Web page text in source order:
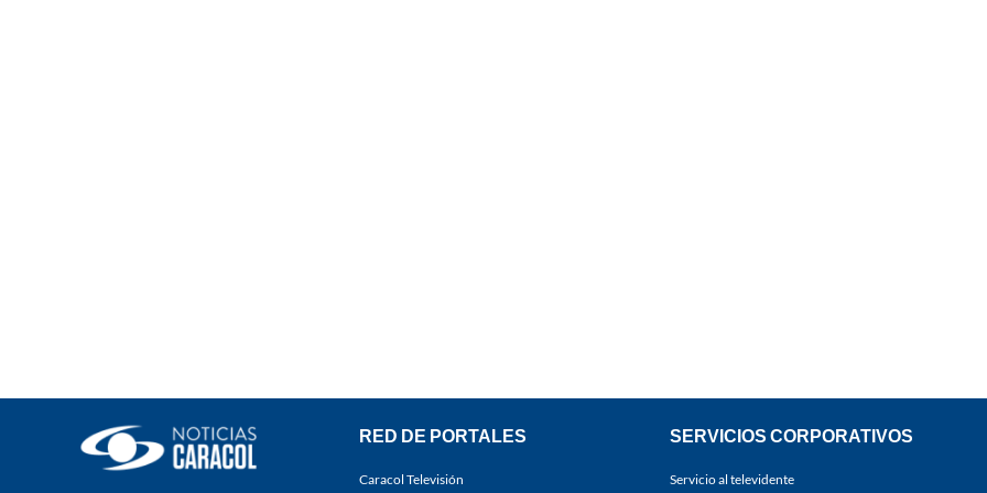
RED DE PORTALES
Caracol Televisión
SERVICIOS CORPORATIVOS
Servicio al televidente